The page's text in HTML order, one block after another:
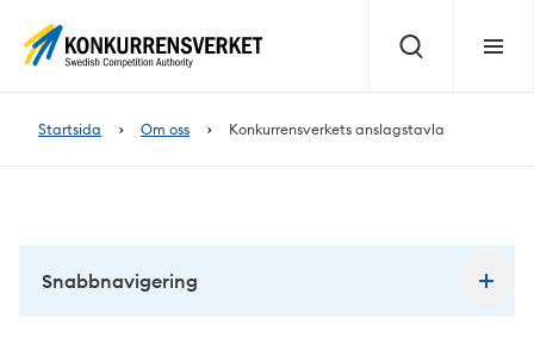
Sök Meny
Startsida Om oss Konkurrensverkets anslagstavla
Snabbnavigering